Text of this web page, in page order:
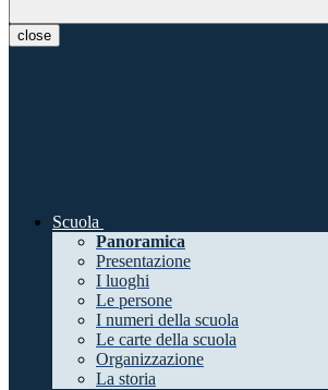
close
Scuola
Panoramica
Presentazione
I luoghi
Le persone
I numeri della scuola
Le carte della scuola
Organizzazione
La storia